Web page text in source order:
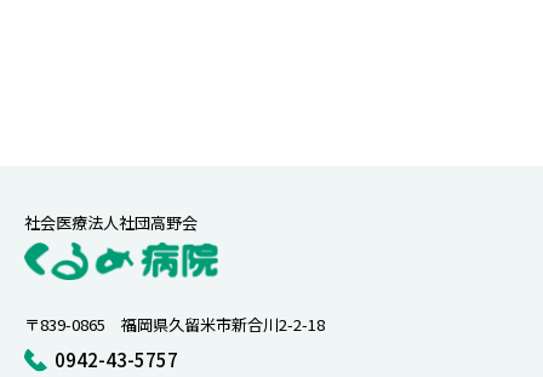
社会医療法人社団高野会
〒839-0865 福岡県久留米市新合川2-2-18
0942-43-5757